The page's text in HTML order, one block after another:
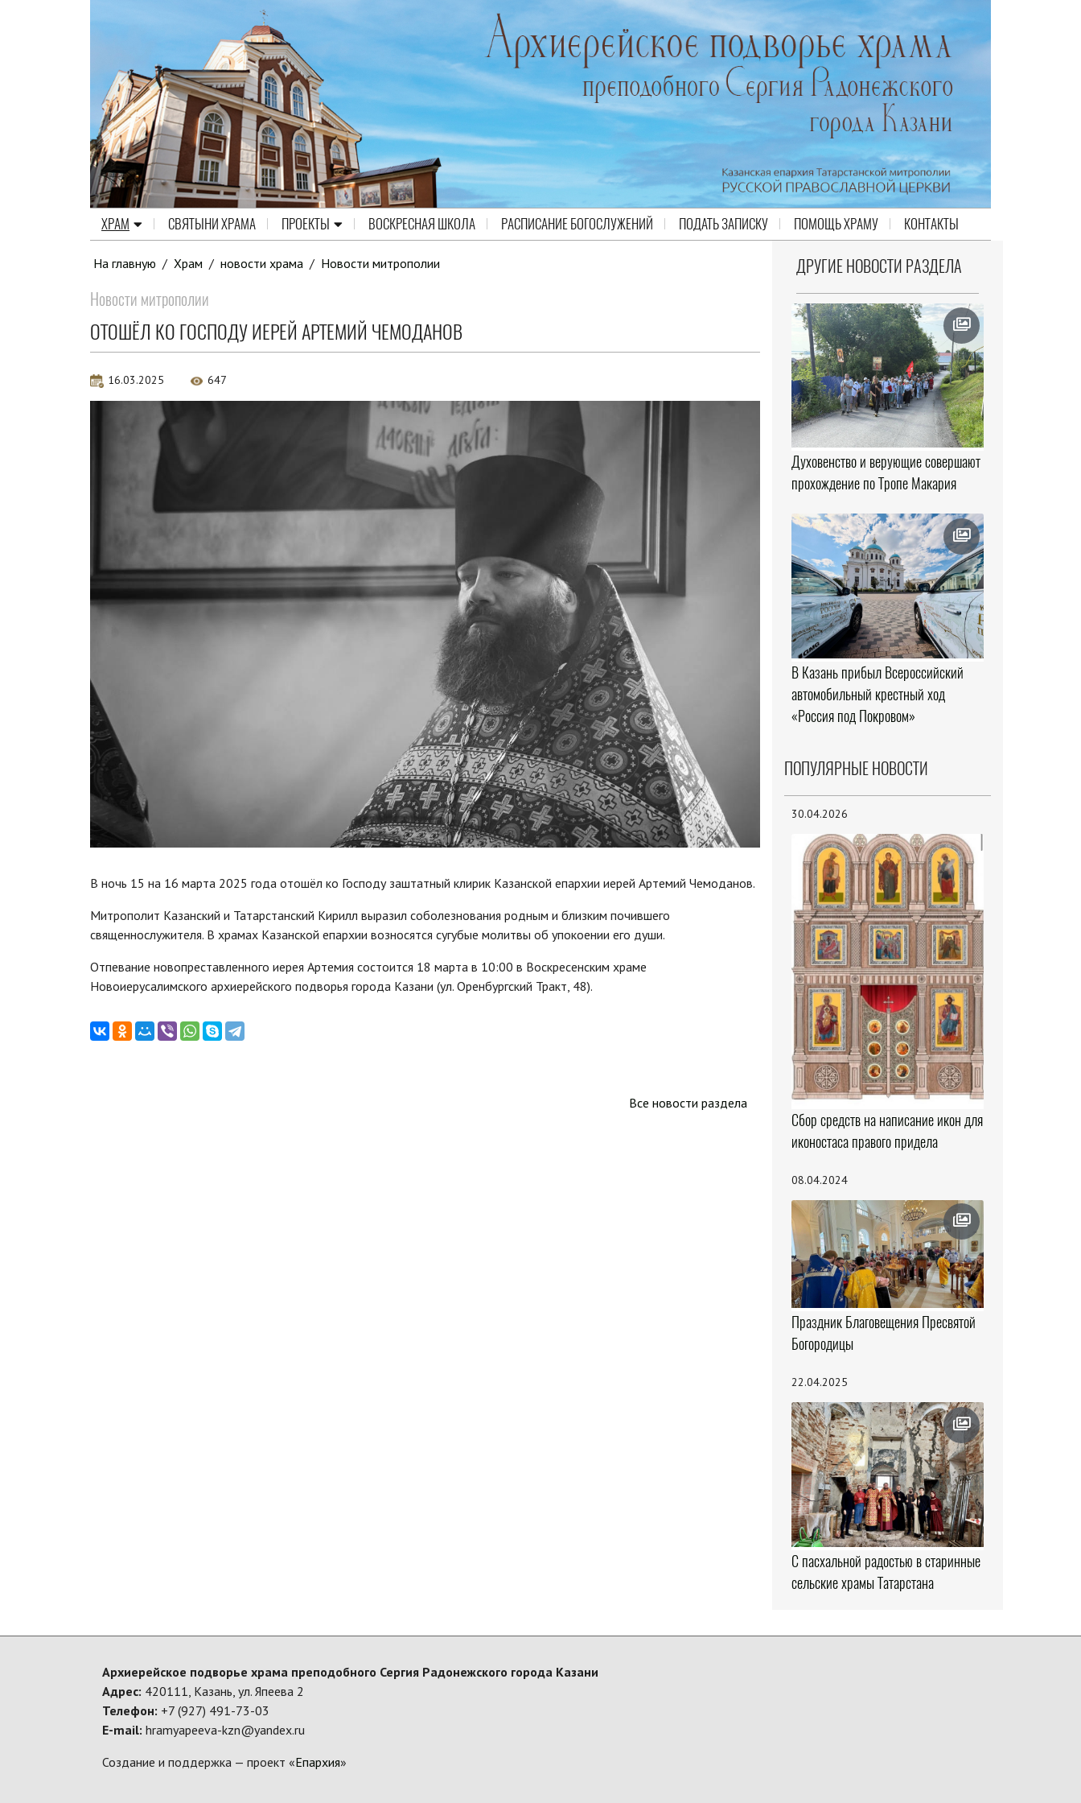
ХРАМ СВЯТЫНИ ХРАМА ПРОЕКТЫ ВОСКРЕСНАЯ ШКОЛА РАСПИСАНИЕ БОГОСЛУЖЕНИЙ ПОДАТЬ ЗАПИСКУ ПОМОЩЬ ХРАМУ КОНТАКТЫ
На главную / Храм / новости храма / Новости митрополии
Новости митрополии
ОТОШЁЛ КО ГОСПОДУ ИЕРЕЙ АРТЕМИЙ ЧЕМОДАНОВ
16.03.2025 647
В ночь 15 на 16 марта 2025 года отошёл ко Господу заштатный клирик Казанской епархии иерей Артемий Чемоданов.
Митрополит Казанский и Татарстанский Кирилл выразил соболезнования родным и близким почившего
священнослужителя. В храмах Казанской епархии возносятся сугубые молитвы об упокоении его души.
Отпевание новопреставленного иерея Артемия состоится 18 марта в 10:00 в Воскресенским храме
Новоиерусалимского архиерейского подворья города Казани (ул. Оренбургский Тракт, 48).
Все новости раздела
ДРУГИЕ НОВОСТИ РАЗДЕЛА
Духовенство и верующие совершают
прохождение по Тропе Макария
В Казань прибыл Всероссийский
автомобильный крестный ход
«Россия под Покровом»
ПОПУЛЯРНЫЕ НОВОСТИ
30.04.2026
Сбор средств на написание икон для
иконостаса правого придела
08.04.2024
Праздник Благовещения Пресвятой
Богородицы
22.04.2025
С пасхальной радостью в старинные
сельские храмы Татарстана
Архиерейское подворье храма преподобного Сергия Радонежского города Казани
Адрес: 420111, Казань, ул. Япеева 2
Телефон: +7 (927) 491-73-03
E-mail: hramyapeeva-kzn@yandex.ru
Создание и поддержка — проект «Епархия»